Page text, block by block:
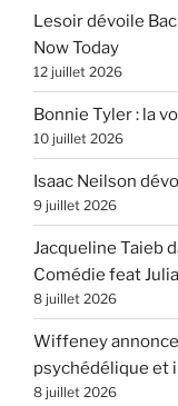
Lesoir dévoile
Now Today
12 juillet 2026
Bonnie Tyler : la
10 juillet 2026
Isaac Neilson
9 juillet 2026
Jacqueline Taieb
Comédie feat
8 juillet 2026
Wiffeney
psychédélique et
8 juillet 2026